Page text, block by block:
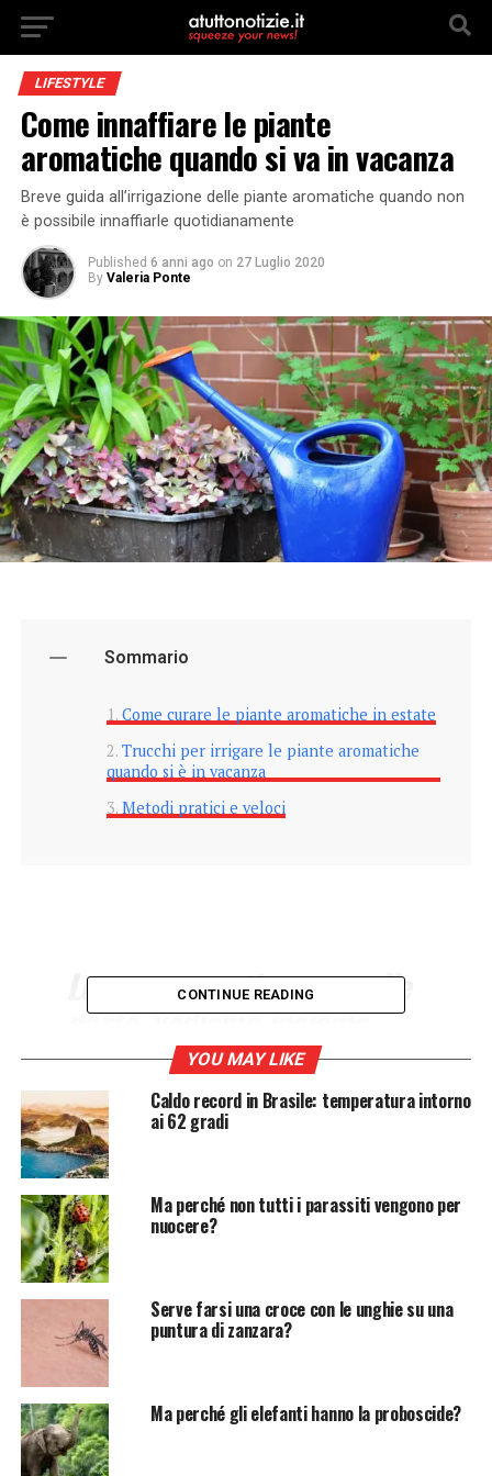
LIFESTYLE
Come innaffiare le piante
aromatiche quando si va in vacanza
Breve guida all’irrigazione delle piante aromatiche quando non
è possibile innaffiarle quotidianamente
Published 6 anni ago on 27 Luglio 2020
By Valeria Ponte
Sommario
Come curare le piante aromatiche in estate
Trucchi per irrigare le piante aromatiche
quando si è in vacanza
Metodi pratici e veloci
Le vacanze estive sono alle
porte, vediamo insieme
qualche consiglio pratico
su come innaffiare e
trovare le piante in salute
al rientro dalle ferie.
Come curare le piante aromatiche in
estate
Innaffiare le piante aromatiche durante levacanze
estivepuò essere un problema quando non è presente
un sistema programmato di irrigazione. Solitamente
basilico, rosmarino, timo, salvia e le altre piante
aromatiche si coltivano in vaso eabbelliscono i nostri
balconi. Nei mesi estivi, quando il clima raggiunge
temperature molto alte è consigliato riparare le piante
CONTINUE READING
YOU MAY LIKE
Caldo record in Brasile: temperatura intorno
ai 62 gradi
Ma perché non tutti i parassiti vengono per
nuocere?
Serve farsi una croce con le unghie su una
puntura di zanzara?
Ma perché gli elefanti hanno la proboscide?